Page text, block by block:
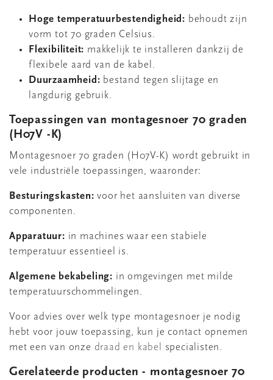
Hoge temperatuurbestendigheid: behoudt zijn
vorm tot 70 graden Celsius.
Flexibiliteit: makkelijk te installeren dankzij de
flexibele aard van de kabel.
Duurzaamheid: bestand tegen slijtage en
langdurig gebruik.
Toepassingen van montagesnoer 70 graden
(H07V -K)
Montagesnoer 70 graden (H07V-K) wordt gebruikt in
vele industriële toepassingen, waaronder:
Besturingskasten: voor het aansluiten van diverse
componenten.
Apparatuur: in machines waar een stabiele
temperatuur essentieel is.
Algemene bekabeling: in omgevingen met milde
temperatuurschommelingen.
Voor advies over welk type montagesnoer je nodig
hebt voor jouw toepassing, kun je contact opnemen
met een van onze draad en kabel specialisten.
Gerelateerde producten - montagesnoer 70